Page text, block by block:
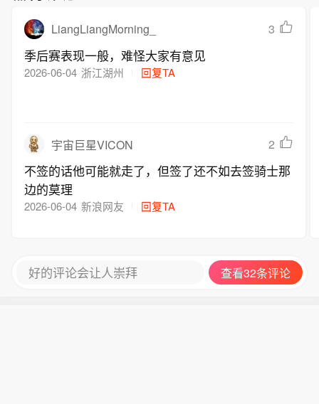
LiangLiangMorning_ 3
季后赛表现一般，难怪大家有意见
2026-06-04 浙江湖州 回复TA
宇宙巨星VICON 2
不签的话他可能就走了，但签了还不如去签骑士那
边的莫理
2026-06-04 新浪网友 回复TA
好的评论会让人崇拜 查看32条评论